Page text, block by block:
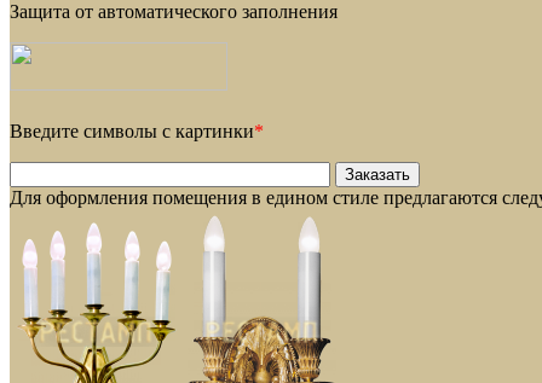
Защита от автоматического заполнения
Введите символы с картинки*
Для оформления помещения в едином стиле предлагаются